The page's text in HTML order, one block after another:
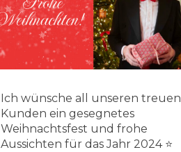
Ich wünsche all unseren treuen
Kunden ein gesegnetes
Weihnachtsfest und frohe
Aussichten für das Jahr 2024 ⭐